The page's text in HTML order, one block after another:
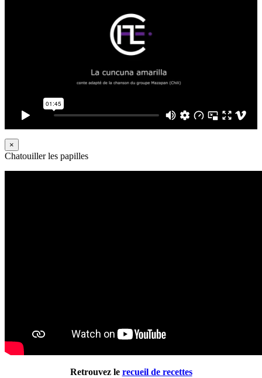
×
Chatouiller les papilles
Retrouvez le recueil de recettes